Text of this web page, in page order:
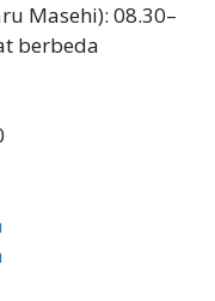
Masehi): 08.30–
berbeda